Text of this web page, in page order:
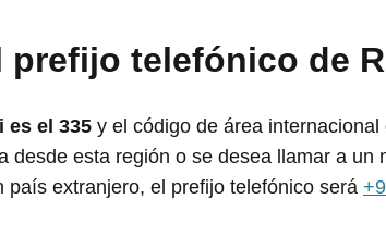
prefijo telefónico de
es el 335 y el código de área
desde esta región o se desea llamar a un
país extranjero, el prefijo telefónico será